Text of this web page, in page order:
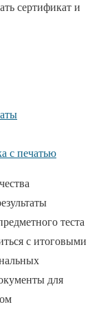
сертификат и
с печатью
теста
с итоговыми
для